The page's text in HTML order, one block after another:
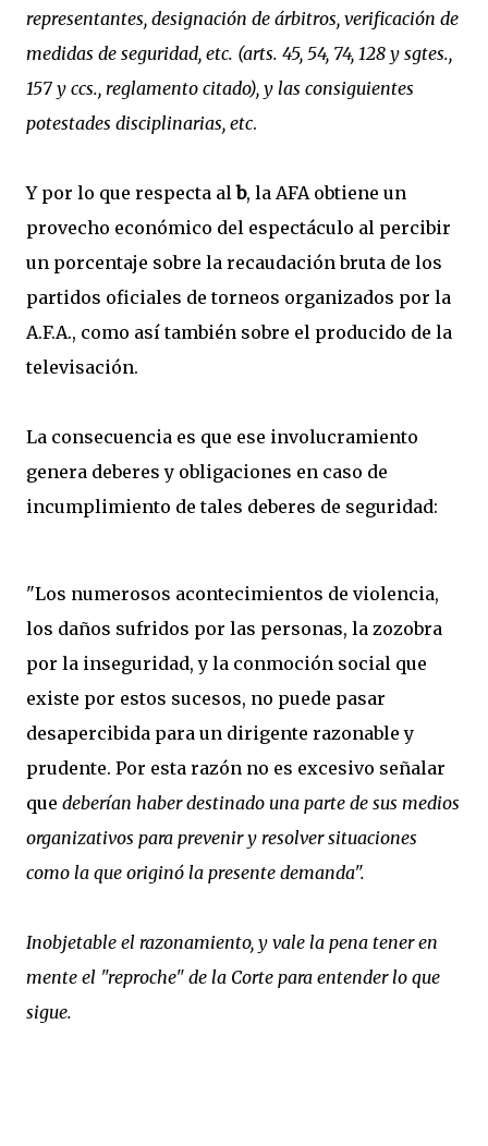
representantes, designación de árbitros, verificación de
medidas de seguridad, etc. (arts. 45, 54, 74, 128 y sgtes.,
157 y ccs., reglamento citado), y las consiguientes
potestades disciplinarias, etc.
Y por lo que respecta alb, la AFA obtiene un
provecho económico del espectáculo al percibir
un porcentaje sobre la recaudación bruta de los
partidos oficiales de torneos organizados por la
A.F.A., como así también sobre el producido de la
televisación.
La consecuencia es que ese involucramiento
genera deberes y obligaciones en caso de
incumplimiento de tales deberes de seguridad:
"Los numerosos acontecimientos de violencia,
los daños sufridos por las personas, la zozobra
por la inseguridad, y la conmoción social que
existe por estos sucesos, no puede pasar
desapercibida para un dirigente razonable y
prudente. Por esta razón no es excesivo señalar
que deberían haber destinado una parte de sus medios
organizativos para prevenir y resolver situaciones
como la que originó la presente demanda".
Inobjetable el razonamiento, y vale la pena tener en
mente el "reproche" de la Corte para entender lo que
sigue.